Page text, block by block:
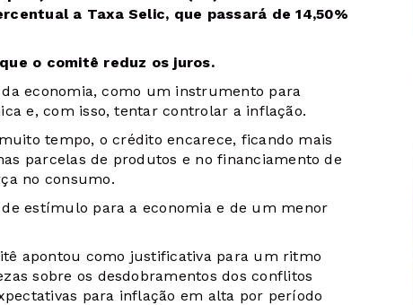
a Taxa Selic, que passará de 14,50%
o comitê reduz os juros.
economia, como um instrumento para
e, com isso, tentar controlar a inflação.
tempo, o crédito encarece, ficando mais
parcelas de produtos e no financiamento de
no consumo.
estímulo para a economia e de um menor
apontou como justificativa para um ritmo
sobre os desdobramentos dos conflitos
para inflação em alta por período